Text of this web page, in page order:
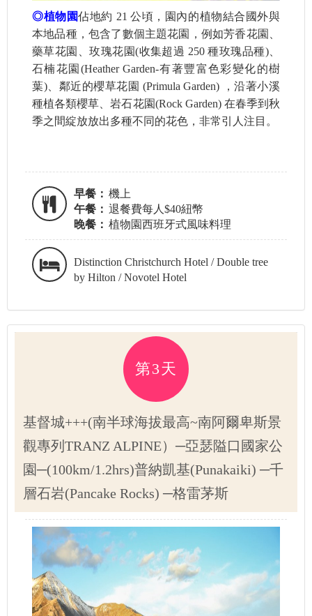
◎植物園佔地約 21 公頃，園內的植物結合國外與
本地品種，包含了數個主題花園，例如芳香花園、
藥草花園、玫瑰花園(收集超過 250 種玫瑰品種)、
石楠花園(Heather Garden-有著豐富色彩變化的樹
葉)、鄰近的櫻草花園 (Primula Garden) ，沿著小溪
種植各類櫻草、岩石花園(Rock Garden) 在春季到秋
季之間綻放放出多種不同的花色，非常引人注目。
早餐： 機上
午餐： 退餐費每人$40紐幣
晚餐： 植物園西班牙式風味料理
Distinction Christchurch Hotel / Double tree
by Hilton / Novotel Hotel
第3天
基督城+++(南半球海拔最高~南阿爾卑斯景
觀專列TRANZ ALPINE）─亞瑟隘口國家公
園─(100km/1.2hrs)普納凱基(Punakaiki) ─千
層石岩(Pancake Rocks) ─格雷茅斯